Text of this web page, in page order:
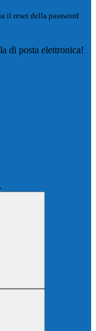
il reset della password
di posta elettronica!